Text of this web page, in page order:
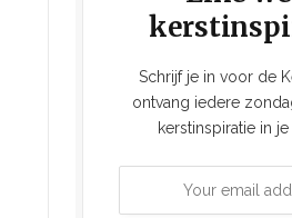
Schrijf je in voor de
ontvang iedere
kerstinspiratie in